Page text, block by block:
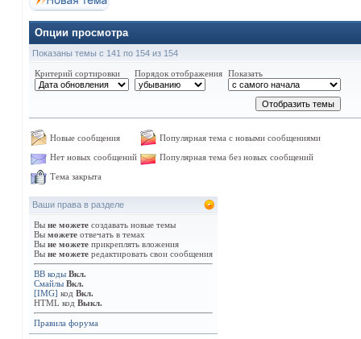
Опции просмотра
Показаны темы с 141 по 154 из 154
Критерий сортировки Порядок отображения Показать
Новые сообщения
Популярная тема с новыми сообщениями
Нет новых сообщений
Популярная тема без новых сообщений
Тема закрыта
Ваши права в разделе
Вы не можете создавать новые темы
Вы можете отвечать в темах
Вы не можете прикреплять вложения
Вы не можете редактировать свои сообщения
BB коды Вкл.
Смайлы Вкл.
[IMG] код Вкл.
HTML код Выкл.
Правила форума